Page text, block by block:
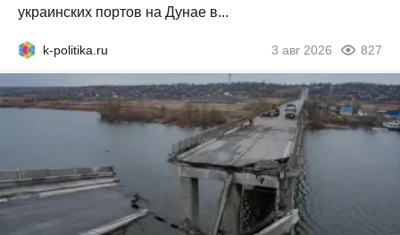
украинских портов на Дунае в...
k-politika.ru 3 авг 2026 827